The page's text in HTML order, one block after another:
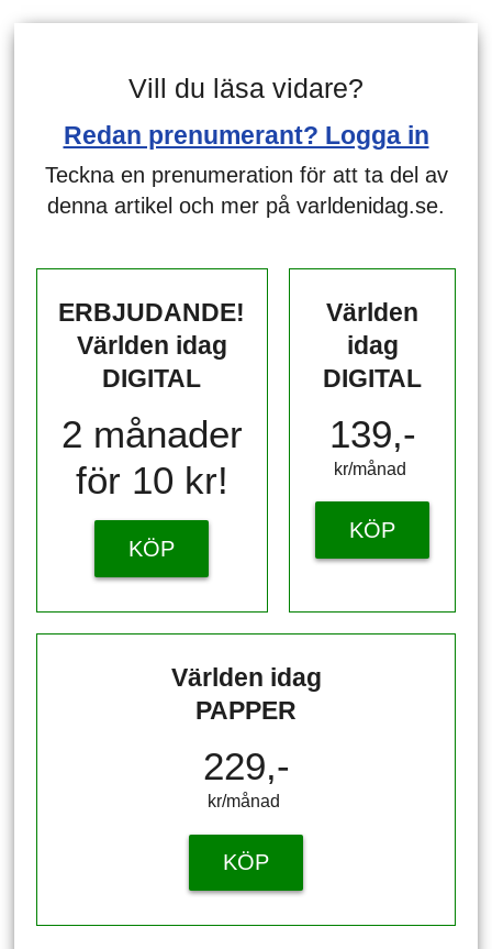
Vill du läsa vidare?
Redan prenumerant? Logga in
Teckna en prenumeration för att ta del av
denna artikel och mer på varldenidag.se.
ERBJUDANDE!
Världen idag
DIGITAL
2 månader
för 10 kr!
KÖP
Världen
idag
DIGITAL
139,-
kr/månad ​​​​​​
KÖP
Världen idag
PAPPER
229,-
kr/månad ​​​​​​
KÖP